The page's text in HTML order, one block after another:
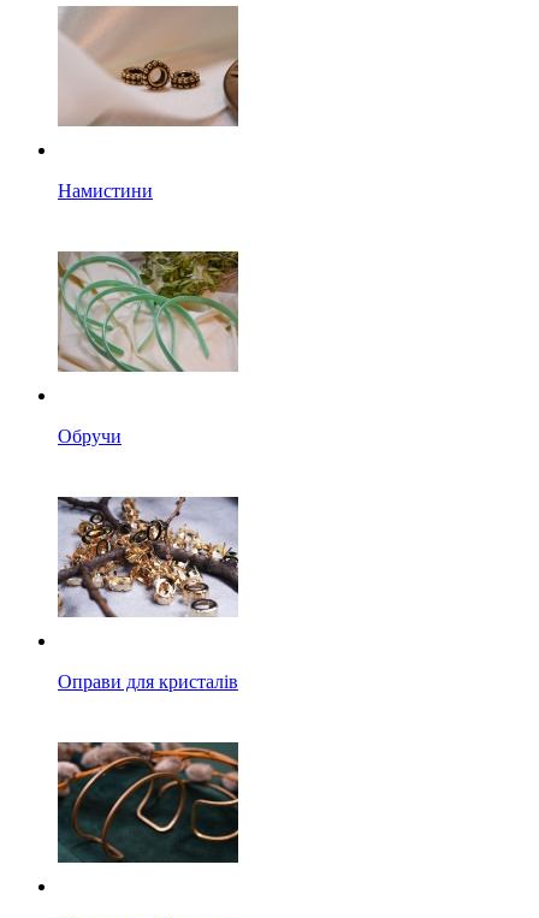
Намистини
Обручи
Оправи для кристалів